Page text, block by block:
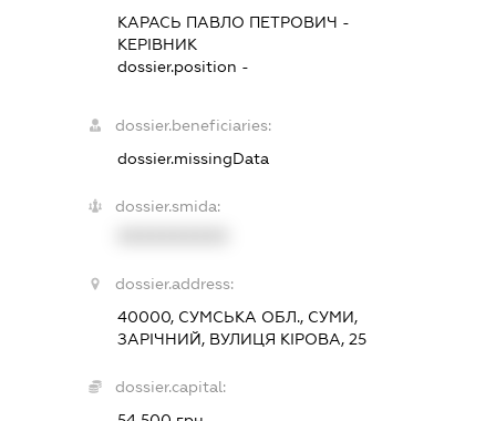
КАРАСЬ ПАВЛО ПЕТРОВИЧ -
КЕРІВНИК
dossier.position -
dossier.beneficiaries:
dossier.missingData
dossier.smida:
dossier.address:
40000, СУМСЬКА ОБЛ., СУМИ,
ЗАРІЧНИЙ, ВУЛИЦЯ КІРОВА, 25
dossier.capital: